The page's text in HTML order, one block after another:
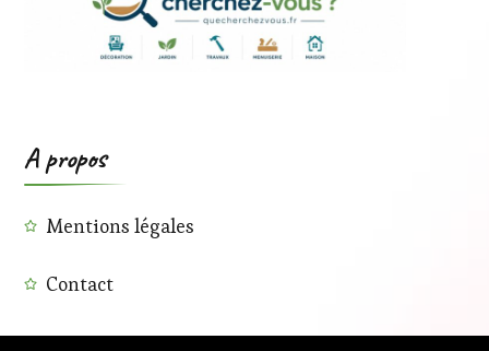
A propos
Mentions légales
Contact